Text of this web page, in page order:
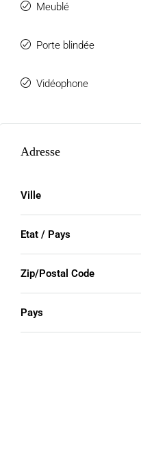
Meublé
Porte blindée
Vidéophone
Adresse
Ville
Etat / Pays
Zip/Postal Code
Pays